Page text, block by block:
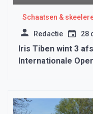
Schaatsen &
Redactie 28
Iris Tiben wint 3
Internationale